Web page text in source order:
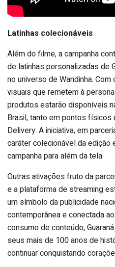
Latinhas colecionáveis
Além do filme, a campanha
de latinhas personalizadas de
no universo de Wandinha.
visuais que remetem à
produtos estarão disponíveis
Brasil, tanto em pontos físicos
Delivery. A iniciativa, em
caráter colecionável da edição
campanha para além da tela.
Outras ativações fruto da
e a plataforma de streaming
um símbolo da publicidade
contemporânea e conectada
consumo de conteúdo,
seus mais de 100 anos de
continuar conquistando